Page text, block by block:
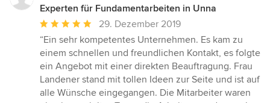
Experten für Fundamentarbeiten in Unna
Durchschnittliche
Bewertung:
5
von
5
Sternen
29. Dezember 2019
“Ein sehr kompetentes Unternehmen. Es kam zu
einem schnellen und freundlichen Kontakt, es folgte
ein Angebot mit einer direkten Beauftragung. Frau
Landener stand mit tollen Ideen zur Seite und ist auf
alle Wünsche eingegangen. Die Mitarbeiter waren